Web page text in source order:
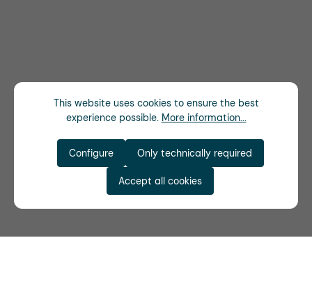
This website uses cookies to ensure the best
experience possible. More information...
Only technically required
Configure
Accept all cookies